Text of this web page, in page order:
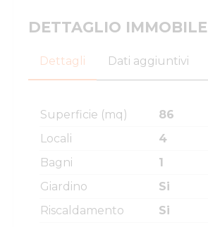
DETTAGLIO IMMOBILE
Dettagli Dati aggiuntivi
Superficie (mq)
86
Locali
4
Bagni
1
Giardino
Si
Riscaldamento
Si